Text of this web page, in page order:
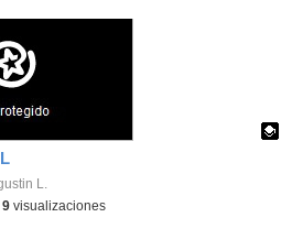
L.
9 visualizaciones